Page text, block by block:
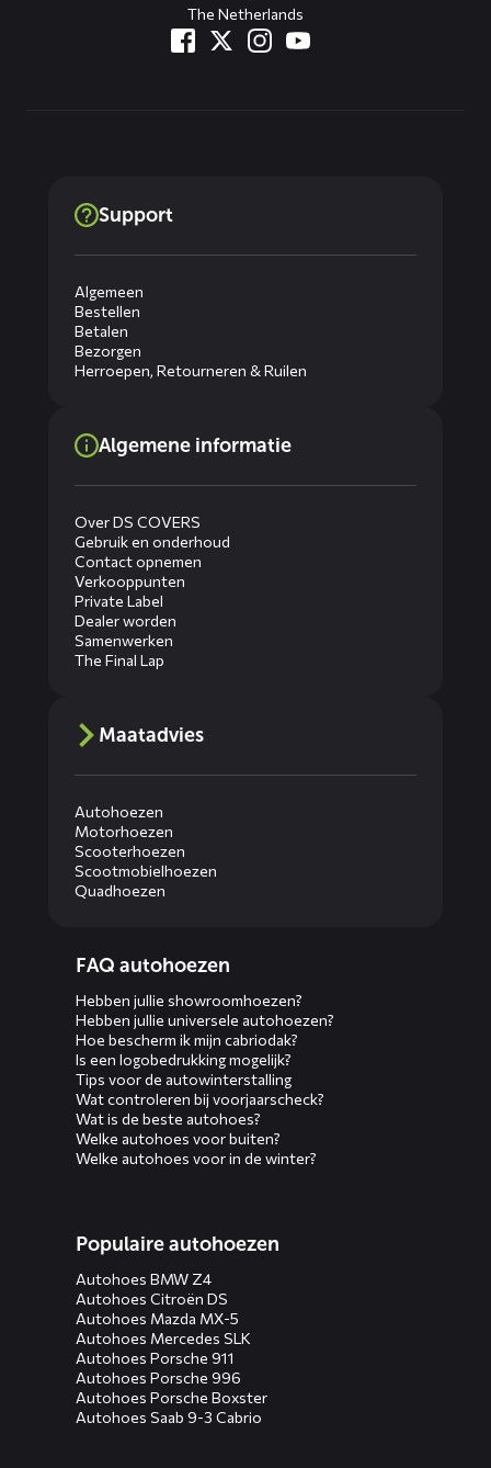
The Netherlands
Support
Algemeen
Bestellen
Betalen
Bezorgen
Herroepen, Retourneren & Ruilen
Algemene informatie
Over DS COVERS
Gebruik en onderhoud
Contact opnemen
Verkooppunten
Private Label
Dealer worden
Samenwerken
The Final Lap
Maatadvies
Autohoezen
Motorhoezen
Scooterhoezen
Scootmobielhoezen
Quadhoezen
menusFAQ autohoezen
Hebben jullie showroomhoezen?
Hebben jullie universele autohoezen?
Hoe bescherm ik mijn cabriodak?
Is een logobedrukking mogelijk?
Tips voor de autowinterstalling
Wat controleren bij voorjaarscheck?
Wat is de beste autohoes?
Welke autohoes voor buiten?
Welke autohoes voor in de winter?
Populaire autohoezen
Autohoes BMW Z4
Autohoes Citroën DS
Autohoes Mazda MX-5
Autohoes Mercedes SLK
Autohoes Porsche 911
Autohoes Porsche 996
Autohoes Porsche Boxster
Autohoes Saab 9-3 Cabrio